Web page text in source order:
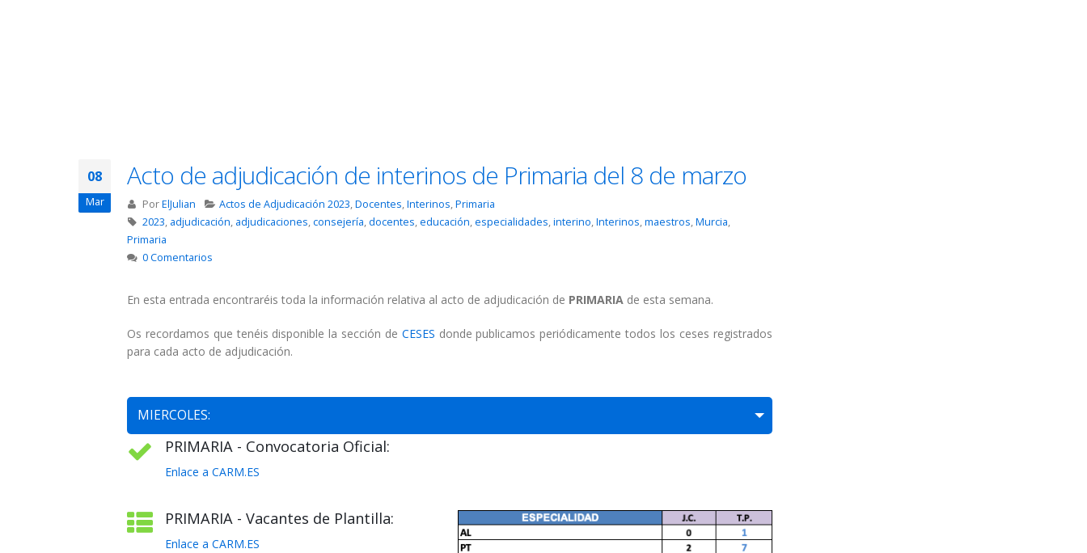
08
Mar
Acto de adjudicación de interinos de Primaria del 8 de marzo
PorElJulian Actos de Adjudicación 2023,Docentes,Interinos,Primaria
2023, adjudicación, adjudicaciones,consejería,docentes,educación,especialidades,interino,Interinos,maestros,Murcia,
Primaria
0 Comentarios
En esta entrada encontraréis toda la información relativa al acto de adjudicación de PRIMARIA de esta semana.
Os recordamos que tenéis disponible la sección de CESES donde publicamos periódicamente todos los ceses registrados
para cada acto de adjudicación.
MIERCOLES:
PRIMARIA - Convocatoria Oficial:
Enlace a CARM.ES
PRIMARIA - Vacantes de Plantilla:
Enlace a CARM.ES